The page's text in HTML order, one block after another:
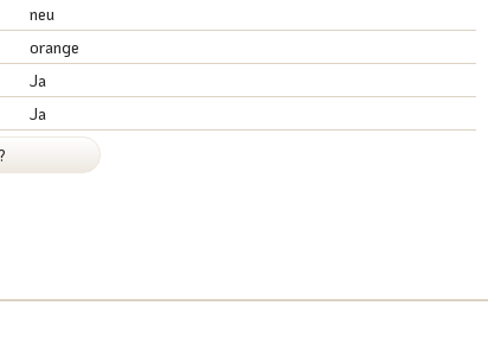
neu
orange
Ja
Ja